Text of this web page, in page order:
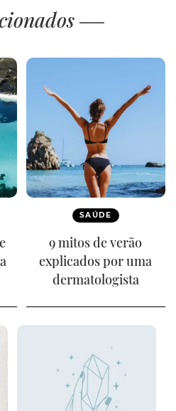
SAÚDE
9 mitos de verão
explicados por uma
dermatologista